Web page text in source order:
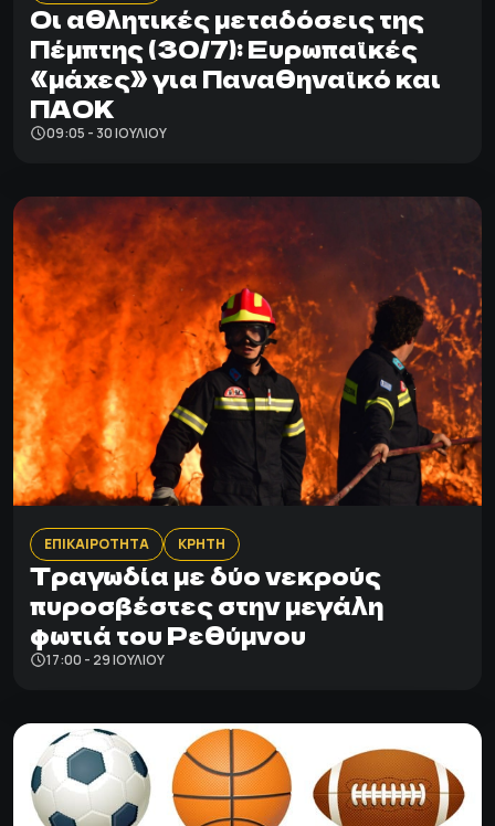
Οι αθλητικές μεταδόσεις της
Πέμπτης (30/7): Ευρωπαϊκές
«μάχες» για Παναθηναϊκό και
ΠΑΟΚ
09:05 - 30 ΙΟΥΛΊΟΥ
ΕΠΙΚΑΙΡΟΤΗΤΑ ΚΡΗΤΗ
Τραγωδία με δύο νεκρούς
πυροσβέστες στην μεγάλη
φωτιά του Ρεθύμνου
17:00 - 29 ΙΟΥΛΊΟΥ